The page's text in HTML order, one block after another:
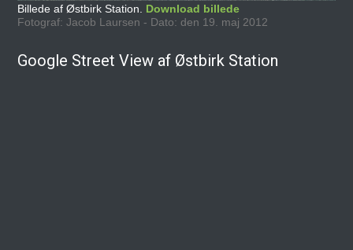
Billede af Østbirk Station. Download billede
Fotograf: Jacob Laursen - Dato: den 19. maj 2012
Google Street View af Østbirk Station